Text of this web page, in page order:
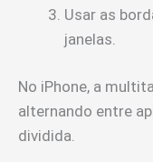
Usar as
janelas.
No iPhone, a
alternando entre
dividida.